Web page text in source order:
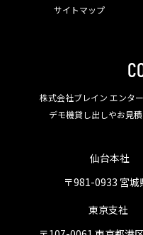
サイトマップ
株式会社ブレイン エンタ
デモ機貸し出しやお見
仙台本社
〒981-0933 宮
東京支社